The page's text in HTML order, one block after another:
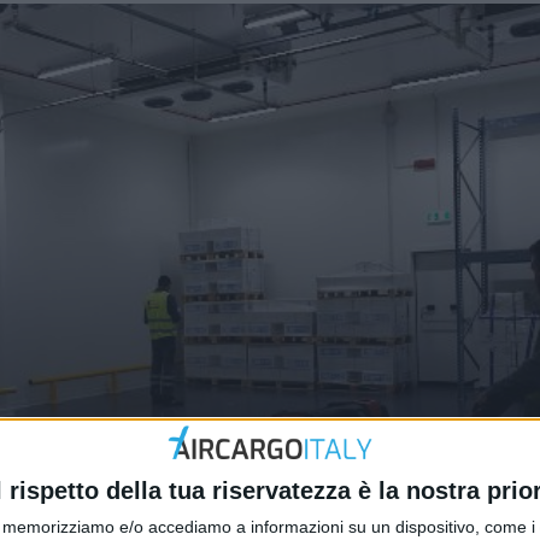
rispetto della tua riservatezza è la nostra
memorizziamo e/o accediamo a informazioni su un dispositivo, come
protagonisti del progetto